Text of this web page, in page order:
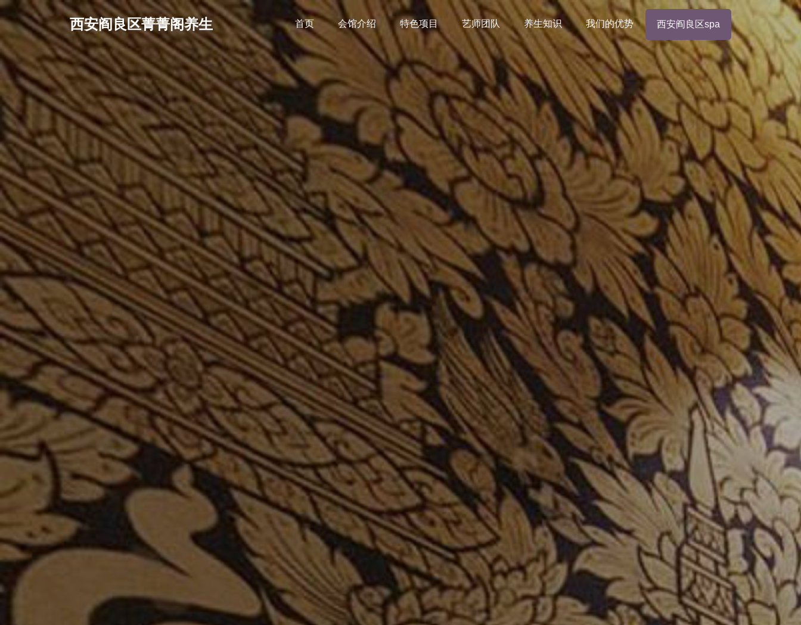
西安阎良区菁菁阁养生 首页 会馆介绍 特色项目 艺师团队 养生知识 我们的优势 西安阎良区spa